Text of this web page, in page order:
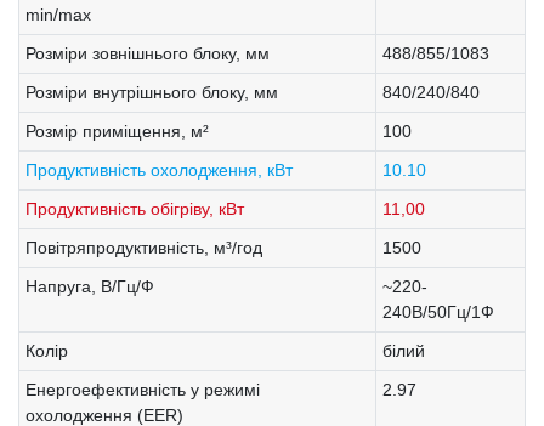
min/max
Розміри зовнішнього блоку, мм
488/855/1083
Розміри внутрішнього блоку, мм
840/240/840
Розмір приміщення, м²
100
Продуктивність охолодження, кВт
10.10
Продуктивність обігріву, кВт
11,00
Повітряпродуктивність, м³/год
1500
Напруга, В/Гц/Ф
~220-
240В/50Гц/1Ф
Колір
білий
Енергоефективність у режимі
охолодження (EER)
2.97